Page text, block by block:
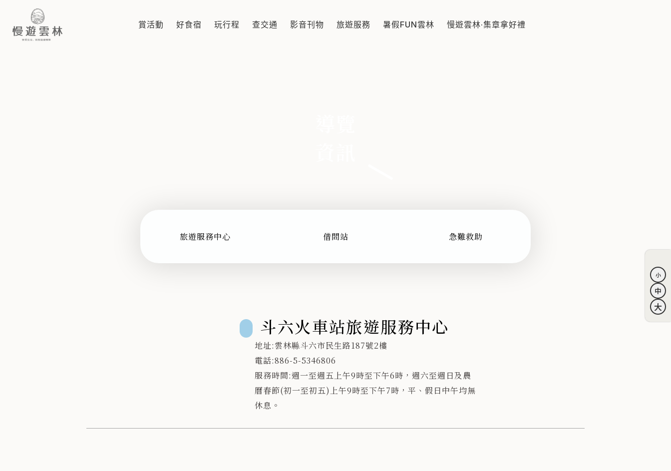
旅遊服務中心
慢遊雲林，享受生活 就是這麼簡單
賞活動 好食宿 玩行程 查交通 影音刊物 旅遊服務 暑假FUN雲林 慢遊雲林·集章拿好禮
旅遊服務中心 借問站 急難救助
斗六火車站旅遊服務中心
地址:雲林縣斗六市民生路187號2樓
電話:886-5-5346806
服務時間:週一至週五上午9時至下午6時，週六至週日及農
曆春節(初一至初五)上午9時至下午7時，平、假日中午均無
休息。